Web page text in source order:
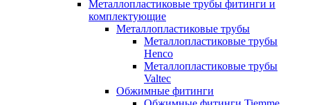
Металлопластиковые трубы фитинги и
комплектующие
Металлопластиковые трубы
Металлопластиковые трубы
Henco
Металлопластиковые трубы
Valtec
Обжимные фитинги